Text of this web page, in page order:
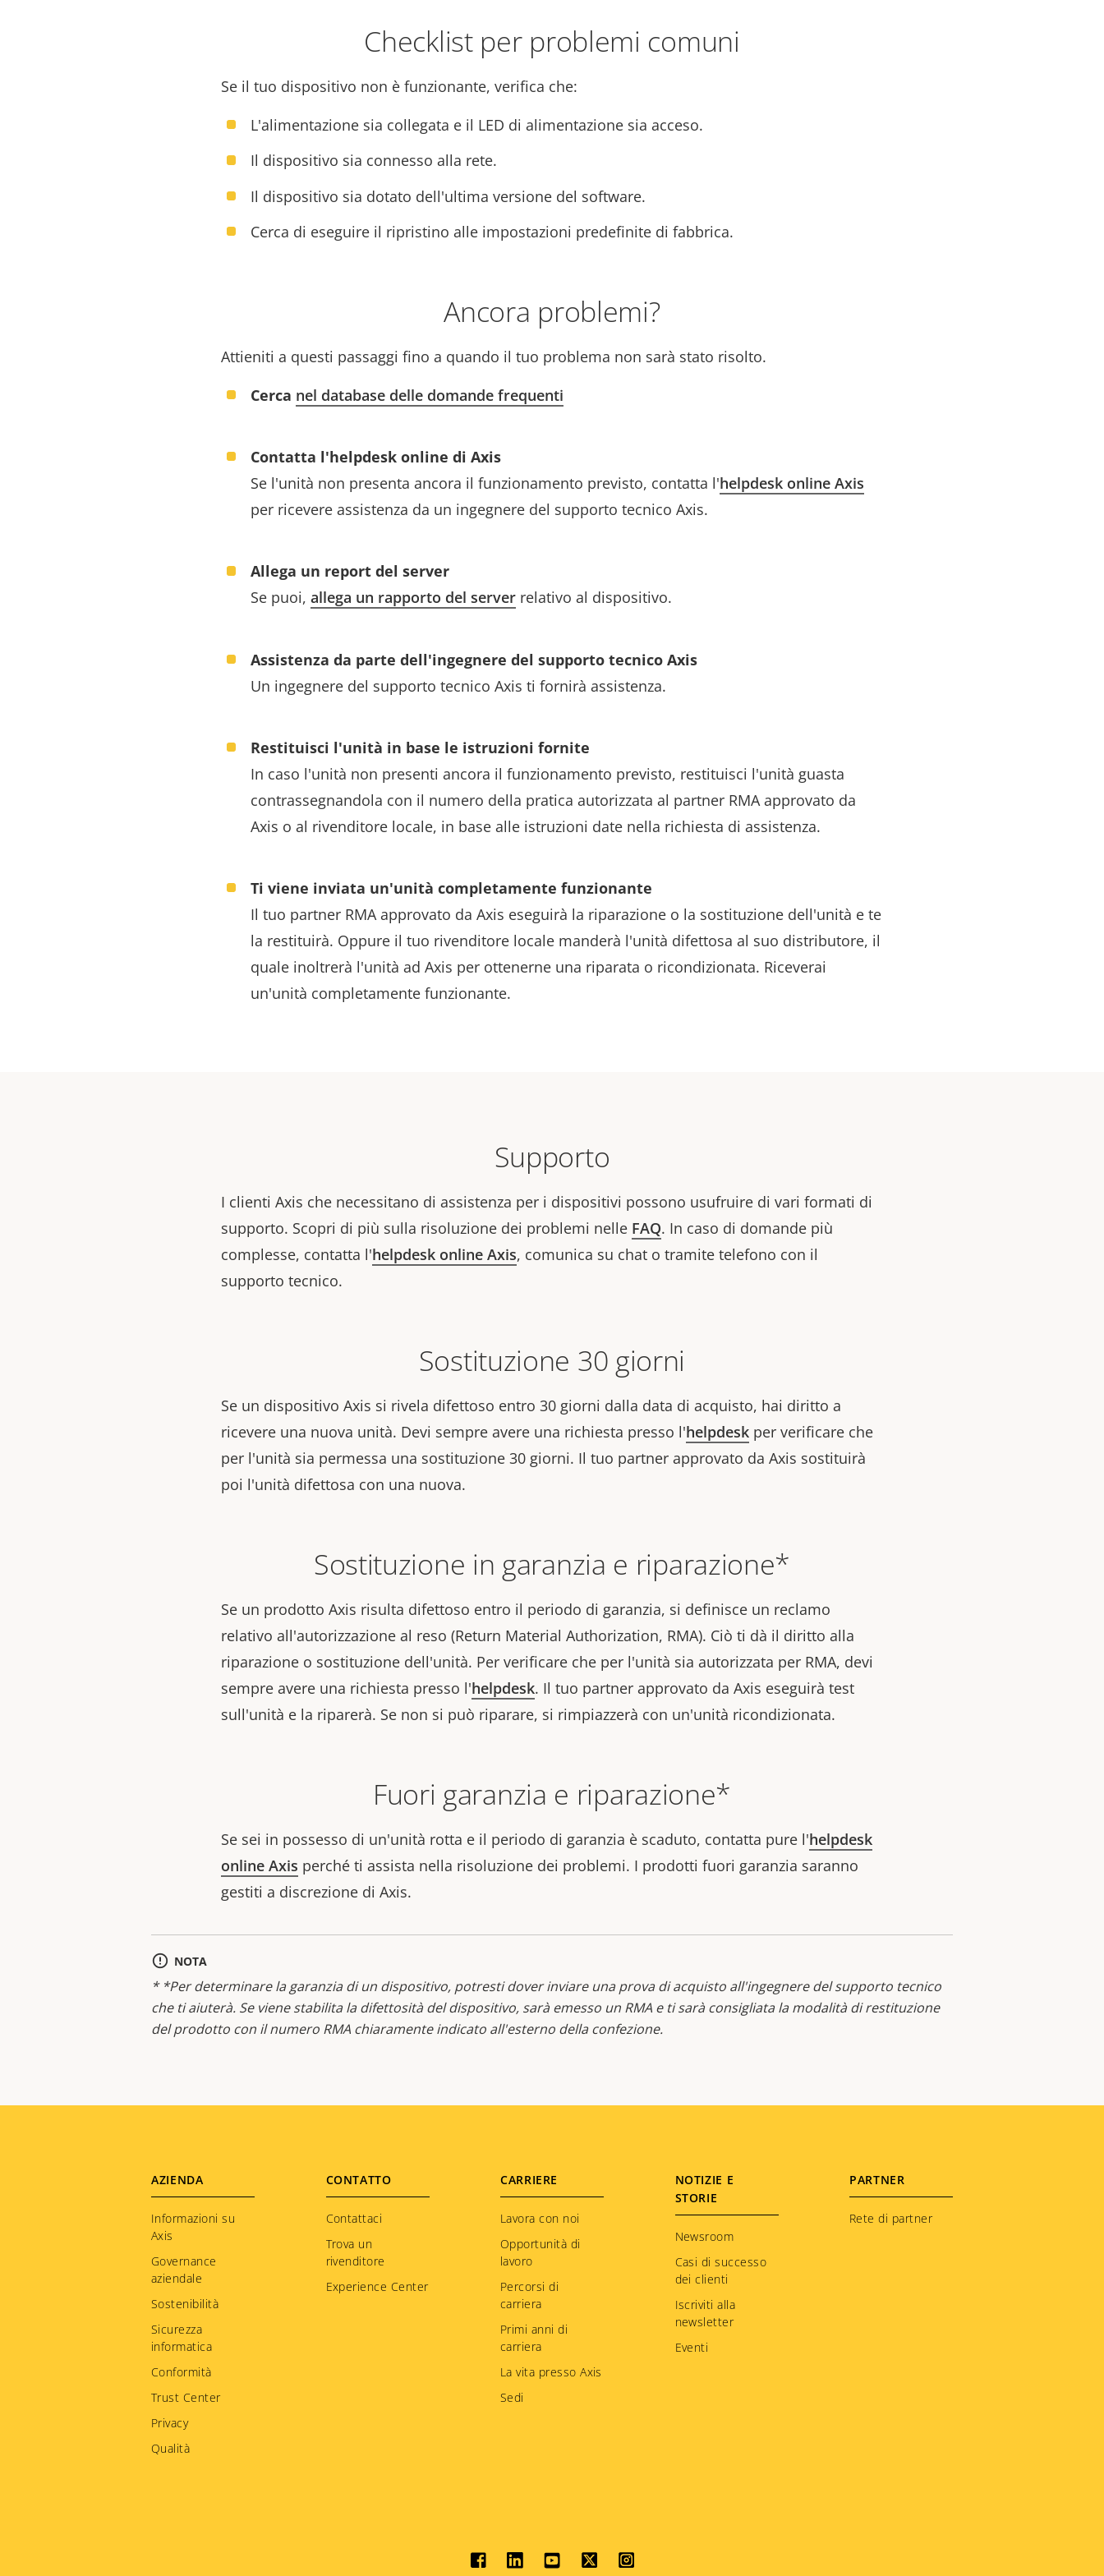
Checklist per problemi comuni
Se il tuo dispositivo non è funzionante, verifica che:
L'alimentazione sia collegata e il LED di alimentazione sia acceso.
Il dispositivo sia connesso alla rete.
Il dispositivo sia dotato dell'ultima versione del software.
Cerca di eseguire il ripristino alle impostazioni predefinite di fabbrica.
Ancora problemi?
Attieniti a questi passaggi fino a quando il tuo problema non sarà stato risolto.
Cerca nel database delle domande frequenti
Contatta l'helpdesk online di Axis
Se l'unità non presenta ancora il funzionamento previsto, contatta l'helpdesk online Axis
per ricevere assistenza da un ingegnere del supporto tecnico Axis.
Allega un report del server
Se puoi, allega un rapporto del serverrelativo al dispositivo.
Assistenza da parte dell'ingegnere del supporto tecnico Axis
Un ingegnere del supporto tecnico Axis ti fornirà assistenza.
Restituisci l'unità in base le istruzioni fornite
In caso l'unità non presenti ancora il funzionamento previsto, restituisci l'unità guasta
contrassegnandola con il numero della pratica autorizzata al partner RMA approvato da
Axis o al rivenditore locale, in base alle istruzioni date nella richiesta di assistenza.
Ti viene inviata un'unità completamente funzionante
Il tuo partner RMA approvato da Axis eseguirà la riparazione o la sostituzione dell'unità e te
la restituirà. Oppure il tuo rivenditore locale manderà l'unità difettosa al suo distributore, il
quale inoltrerà l'unità ad Axis per ottenerne una riparata o ricondizionata. Riceverai
un'unità completamente funzionante.
Supporto
I clienti Axis che necessitano di assistenza per i dispositivi possono usufruire di vari formati di
supporto. Scopri di più sulla risoluzione dei problemi nelle FAQ. In caso di domande più
complesse, contatta l'helpdesk online Axis, comunica su chat o tramite telefono con il
supporto tecnico.
Sostituzione 30 giorni
Se un dispositivo Axis si rivela difettoso entro 30 giorni dalla data di acquisto, hai diritto a
ricevere una nuova unità. Devi sempre avere una richiesta presso l'helpdeskper verificare che
per l'unità sia permessa una sostituzione 30 giorni. Il tuo partner approvato da Axis sostituirà
poi l'unità difettosa con una nuova.
Sostituzione in garanzia e riparazione*
Se un prodotto Axis risulta difettoso entro il periodo di garanzia, si definisce un reclamo
relativo all'autorizzazione al reso (Return Material Authorization, RMA). Ciò ti dà il diritto alla
riparazione o sostituzione dell'unità. Per verificare che per l'unità sia autorizzata per RMA, devi
sempre avere una richiesta presso l'helpdesk. Il tuo partner approvato da Axis eseguirà test
sull'unità e la riparerà. Se non si può riparare, si rimpiazzerà con un'unità ricondizionata.
Fuori garanzia e riparazione*
Se sei in possesso di un'unità rotta e il periodo di garanzia è scaduto, contatta pure l'helpdesk
online Axis perché ti assista nella risoluzione dei problemi. I prodotti fuori garanzia saranno
gestiti a discrezione di Axis.
NOTA
* *Per determinare la garanzia di un dispositivo, potresti dover inviare una prova di acquisto all'ingegnere del supporto tecnico
che ti aiuterà. Se viene stabilita la difettosità del dispositivo, sarà emesso un RMA e ti sarà consigliata la modalità di restituzione
del prodotto con il numero RMA chiaramente indicato all'esterno della confezione.
Footer
menu
AZIENDA
Informazioni su
Axis
Governance
aziendale
Sostenibilità
Sicurezza
informatica
Conformità
Trust Center
Privacy
Qualità
CONTATTO
Contattaci
Trova un
rivenditore
Experience Center
CARRIERE
Lavora con noi
Opportunità di
lavoro
Percorsi di
carriera
Primi anni di
carriera
La vita presso Axis
Sedi
NOTIZIE E
STORIE
Newsroom
Casi di successo
dei clienti
Iscriviti alla
newsletter
Eventi
PARTNER
Rete di partner